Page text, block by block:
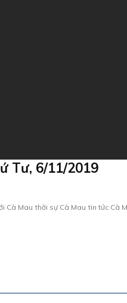
Tư, 6/11/2019
Cà Mau thời sự Cà Mau tin tức Cà